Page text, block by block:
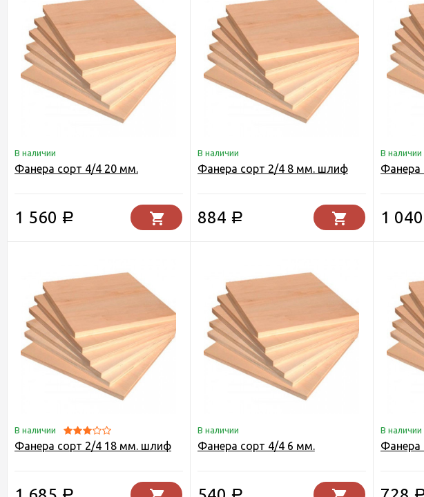
В наличии
Фанера сорт 4/4 20 мм.
1 560 Р
В наличии
Фанера сорт 2/4 8 мм. шлиф
884 Р
В наличии
Фанера
1 040
В наличии
Фанера сорт 2/4 18 мм. шлиф
Р
В наличии
Фанера сорт 4/4 6 мм.
Р
В наличии
Фанера